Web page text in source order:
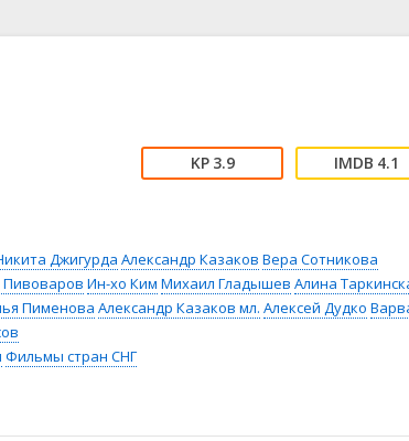
😱 Ужасы
🤠 Фильм-нуар
🧝‍♂️ Фэнтези
3.9 4.1
Джигурда Александр Казаков Вера Сотникова
Ин-хо Ким Михаил Гладышев Алина
Пименова Александр Казаков мл. Алексей Дудко
Фильмы стран СНГ